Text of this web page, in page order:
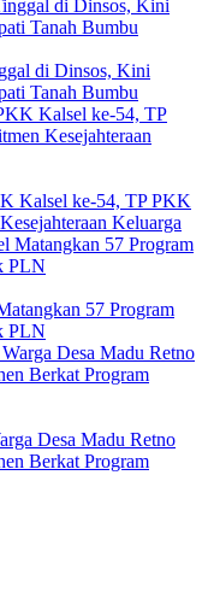
di Dinsos, Kini
Tanah Bumbu
Kalsel ke-54, TP PKK
Keluarga
57 Program
PLN
Desa Madu Retno
Berkat Program